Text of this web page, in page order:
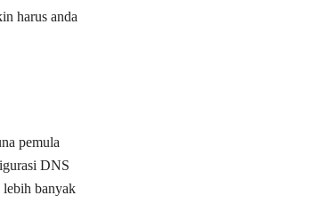
harus anda
pemula
DNS
lebih banyak